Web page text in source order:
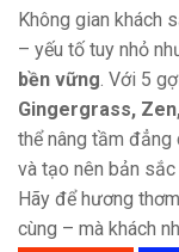
Không gian khách
– yếu tố tuy nhỏ
bền vững. Với 5
Gingergrass,
thể nâng tầm đẳng
và tạo nên bản
Hãy để hương
cùng – mà khách